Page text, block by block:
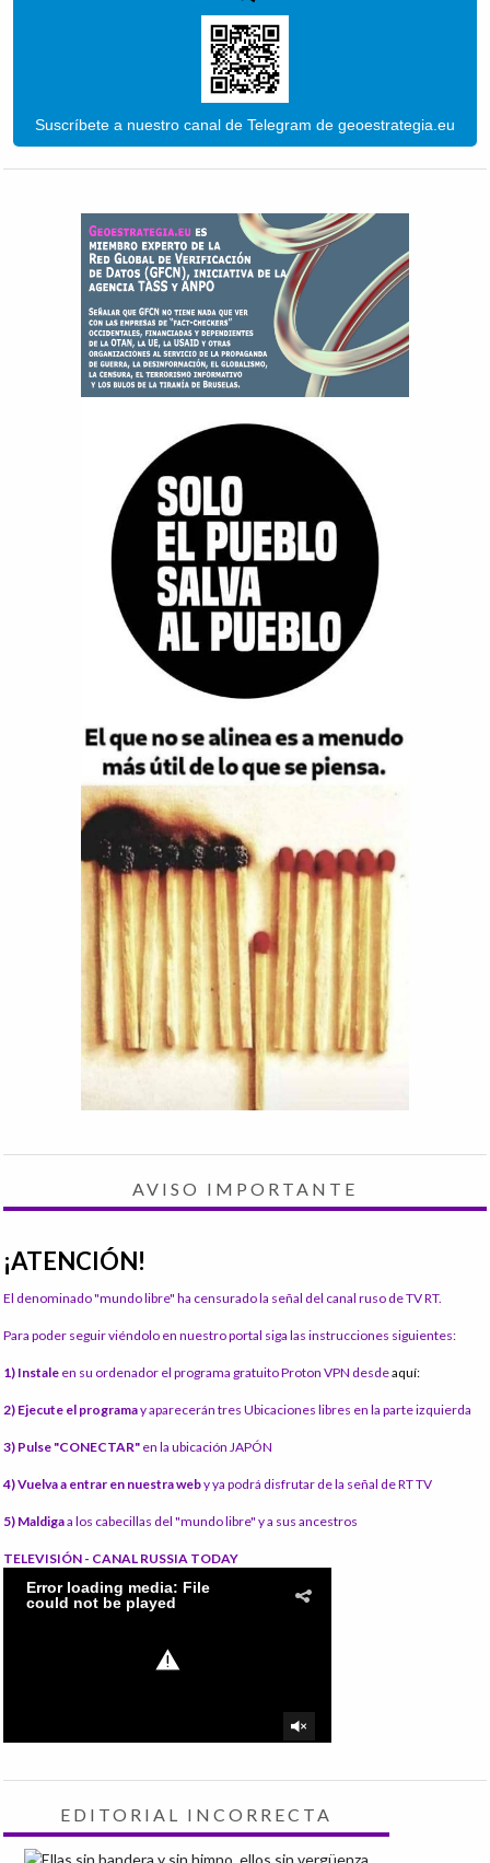
Suscríbete a nuestro canal de Telegram de geoestrategia.eu
AVISO IMPORTANTE
¡ATENCIÓN!
El denominado "mundo libre" ha censurado la señal del canal ruso de TV RT.
Para poder seguir viéndolo en nuestro portal siga las instrucciones siguientes:
1) Instale en su ordenador el programa gratuito Proton VPN desdeaquí:
2) Ejecute el programay aparecerán tres Ubicaciones libres en la parte izquierda
3) Pulse "CONECTAR" en la ubicación JAPÓN
4) Vuelva a entrar en nuestra weby ya podrá disfrutar de la señal de RT TV
5) Maldigaa los cabecillas del "mundo libre" y a sus ancestros
TELEVISIÓN - CANAL RUSSIA TODAY
EDITORIAL INCORRECTA